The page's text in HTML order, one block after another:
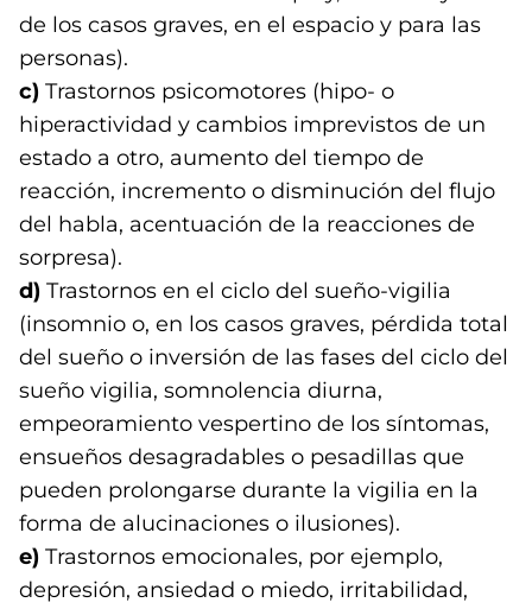
de los casos graves, en el espacio y para las
personas).
c) Trastornos psicomotores (hipo- o
hiperactividad y cambios imprevistos de un
estado a otro, aumento del tiempo de
reacción, incremento o disminución del flujo
del habla, acentuación de la reacciones de
sorpresa).
d) Trastornos en el ciclo del sueño-vigilia
(insomnio o, en los casos graves, pérdida total
del sueño o inversión de las fases del ciclo del
sueño vigilia, somnolencia diurna,
empeoramiento vespertino de los síntomas,
ensueños desagradables o pesadillas que
pueden prolongarse durante la vigilia en la
forma de alucinaciones o ilusiones).
e) Trastornos emocionales, por ejemplo,
depresión, ansiedad o miedo, irritabilidad,